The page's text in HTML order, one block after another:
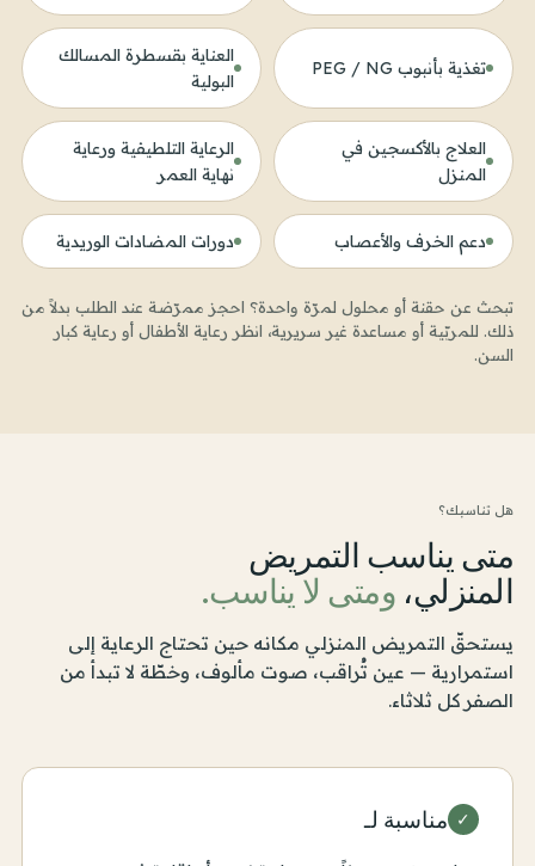
تغذية بأنبوب PEG / NG
العناية بقسطرة المسالك
البولية
العلاج بالأكسجين في
المنزل
الرعاية التلطيفية ورعاية
نهاية العمر
دعم الخرف والأعصاب دورات المضادات الوريدية
تبحث عن حقنة أو محلول لمرّة واحدة؟ احجز ممرّضة عند الطلب بدلاً من
ذلك. للمربّية أو مساعدة غير سريرية، انظر رعاية الأطفال أو رعاية كبار
السن.
هل تناسبك؟
متى يناسب التمريض
المنزلي، ومتى لا يناسب.
يستحقّ التمريض المنزلي مكانه حين تحتاج الرعاية إلى
استمرارية — عين تُراقب، صوت مألوف، وخطّة لا تبدأ من
الصفر كل ثلاثاء.
✓ مناسبة لـ